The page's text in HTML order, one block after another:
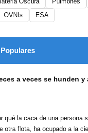
OVNIs ESA
a veces se hunden y
qué la caca de una persona
otra flota, ha ocupado a la